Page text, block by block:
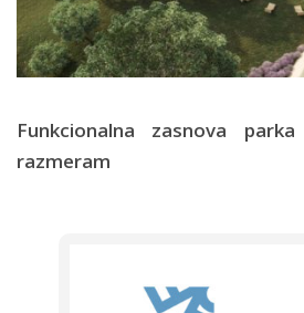
Funkcionalna zasnova
razmeram